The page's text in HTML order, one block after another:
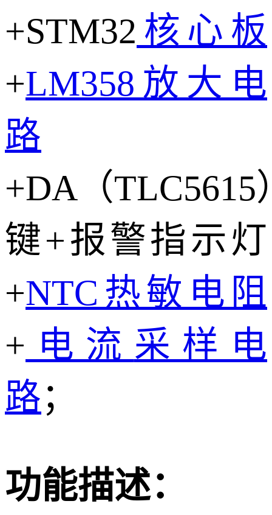
+STM32 核心板
+LM358 放大电
路
+DA（TLC5615
键+报警指示灯
+NTC热敏电阻
+ 电流 采样电
路；
功能描述：